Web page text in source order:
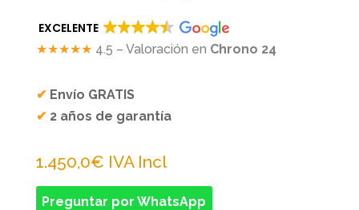
EXCELENTE
★★★★★ 4.5 – Valoración en Chrono 24
✔ Envío GRATIS
✔ 2 años de garantía
1.450,0€ IVA Incl
Preguntar por WhatsApp